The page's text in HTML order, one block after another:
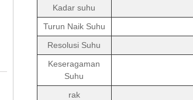
Kadar suhu
Turun Naik Suhu
Resolusi Suhu
Keseragaman
Suhu
rak